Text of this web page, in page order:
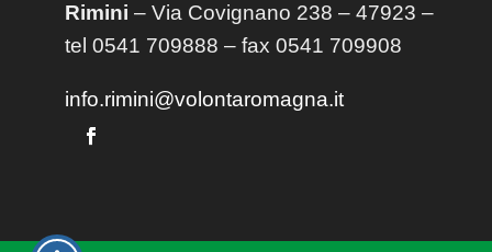
Rimini – Via Covignano 238 – 47923 –
tel 0541 709888 – fax 0541 709908
info.rimini@volontaromagna.it